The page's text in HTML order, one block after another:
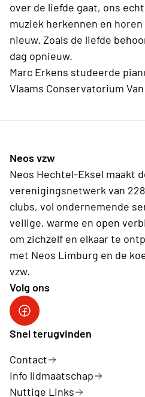
over de liefde gaat, ons
muziek herkennen en
nieuw. Zoals de liefde
dag opnieuw.
Marc Erkens studeerde
Vlaams Conservatorium
Neos vzw
Neos Hechtel-Eksel maakt
verenigingsnetwerk van
clubs, vol ondernemende
veilige, warme en open
om zichzelf en elkaar te
met Neos Limburg en de
vzw.
Volg ons
Snel terugvinden
Contact
Info lidmaatschap
Nuttige Links